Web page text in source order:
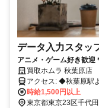
データ入力スタッ
アニメ・ゲーム好き歓
装自由｜秋葉原駅チカ｜
買取ホムラ 秋葉原店
アクセス: ◆秋葉
時給1,500円以上
東京都東京23区千代